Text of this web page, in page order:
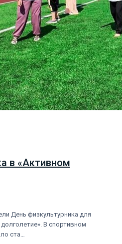
в «Активном
День физкультурника для
В спортивном
ста…